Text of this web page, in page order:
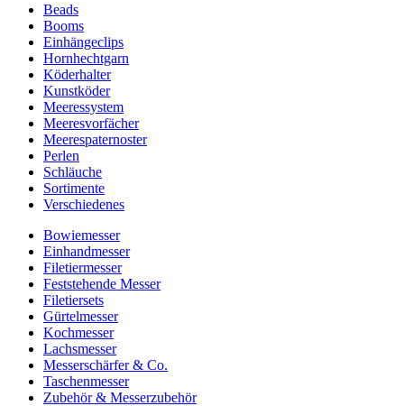
Beads
Booms
Einhängeclips
Hornhechtgarn
Köderhalter
Kunstköder
Meeressystem
Meeresvorfächer
Meerespaternoster
Perlen
Schläuche
Sortimente
Verschiedenes
Bowiemesser
Einhandmesser
Filetiermesser
Feststehende Messer
Filetiersets
Gürtelmesser
Kochmesser
Lachsmesser
Messerschärfer & Co.
Taschenmesser
Zubehör & Messerzubehör